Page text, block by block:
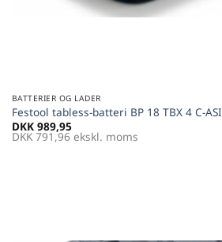
BATTERIER OG LADER
Festool tabless-batteri BP 18 TBX 4 C-ASI
DKK 989,95
DKK 791,96 ekskl. moms